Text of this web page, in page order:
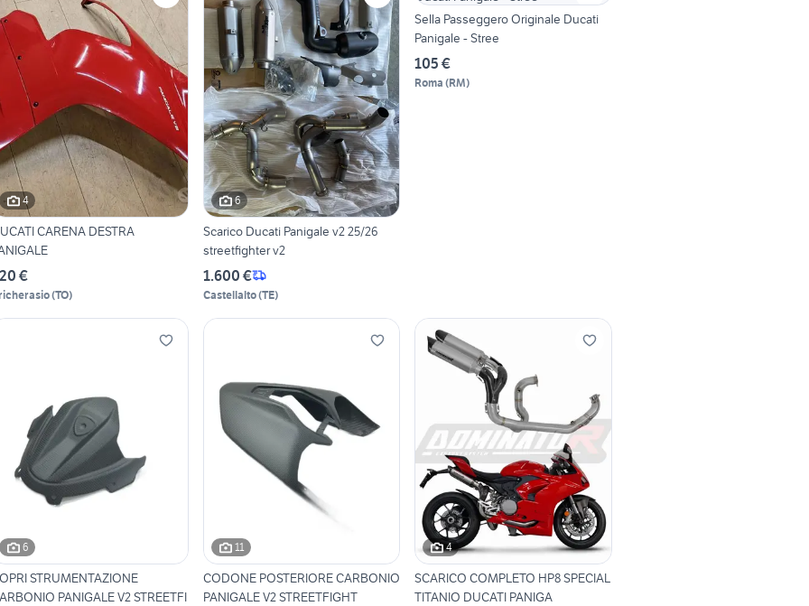
4
CARENA DESTRA
€
(TO)
6
Scarico Ducati Panigale v2 25/26
streetfighter v2
1.600 €
Castellalto(TE)
Sella Passeggero Originale Ducati
Panigale - Stree
105 €
Roma (RM)
6
STRUMENTAZIONE
PANIGALE V2 STREETFI
11
CODONE POSTERIORE CARBONIO
PANIGALE V2 STREETFIGHT
4
SCARICO COMPLETO HP8 SPECIAL
TITANIO DUCATI PANIGA